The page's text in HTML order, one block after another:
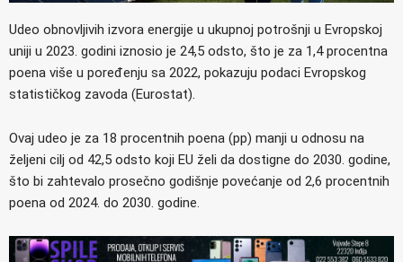
Udeo obnovljivih izvora energije u ukupnoj potrošnji u Evropskoj
uniji u 2023. godini iznosio je 24,5 odsto, što je za 1,4 procentna
poena više u poređenju sa 2022, pokazuju podaci Evropskog
statističkog zavoda (Eurostat).
Ovaj udeo je za 18 procentnih poena (pp) manji u odnosu na
željeni cilj od 42,5 odsto koji EU želi da dostigne do 2030. godine,
što bi zahtevalo prosečno godišnje povećanje od 2,6 procentnih
poena od 2024. do 2030. godine.